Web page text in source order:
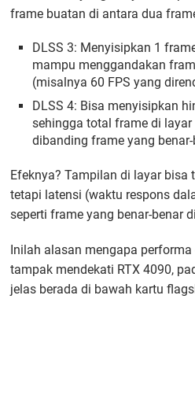
frame buatan di antara dua
DLSS 3: Menyisipkan 1
mampu menggandakan
(misalnya 60 FPS yang
DLSS 4: Bisa menyisipkan
sehingga total frame di
dibanding frame yang benar-
Efeknya? Tampilan di layar bisa
tetapi latensi (waktu respons
seperti frame yang benar-benar
Inilah alasan mengapa
tampak mendekati RTX 4090,
jelas berada di bawah kartu